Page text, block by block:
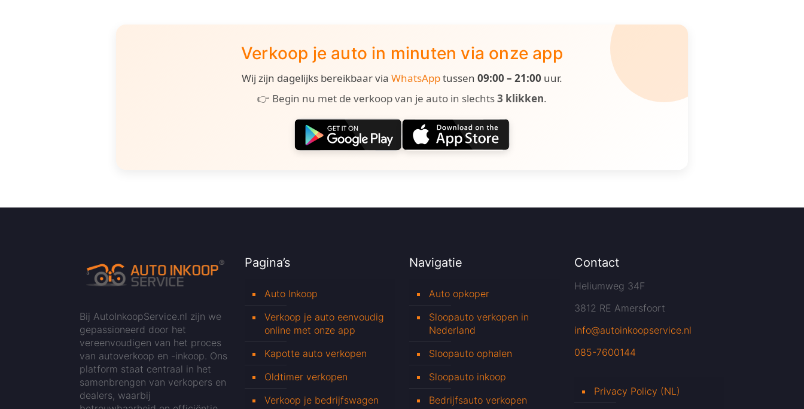
Verkoop je auto in minuten via onze app
Wij zijn dagelijks bereikbaar via WhatsApptussen 09:00 – 21:00 uur.
👉 Begin nu met de verkoop van je auto in slechts3 klikken.
Bij AutoInkoopService.nl zijn we
gepassioneerd door het
vereenvoudigen van het proces
van autoverkoop en -inkoop. Ons
platform staat centraal in het
samenbrengen van verkopers en
dealers, waarbij
Pagina’s
Auto Inkoop
Verkoop je auto eenvoudig
online met onze app
Kapotte auto verkopen
Oldtimer verkopen
Verkoop je bedrijfswagen
Navigatie
Auto opkoper
Sloopauto verkopen in
Nederland
Sloopauto ophalen
Sloopauto inkoop
Bedrijfsauto verkopen
Contact
Heliumweg 34F
3812 RE Amersfoort
info@autoinkoopservice.nl
085-7600144
Privacy Policy (NL)